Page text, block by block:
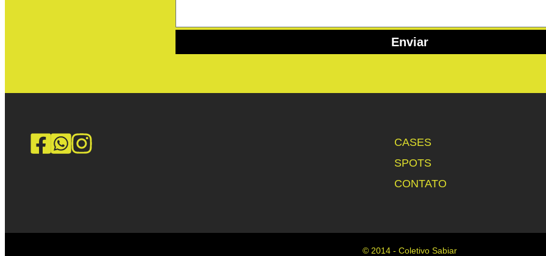
Enviar
CASES
SPOTS
CONTATO
© 2014 - Coletivo Sabiar